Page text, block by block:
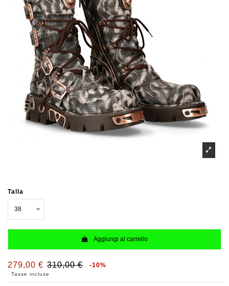
Talla
Aggiungi al carrello
279,00 € 310,00 € -10%
Tasse incluse